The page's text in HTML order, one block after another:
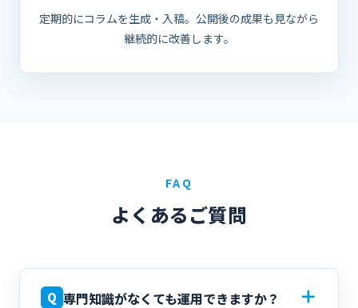
定期的にコラムを生成・入稿。公開後の成果も見ながら
継続的に改善します。
FAQ
よくあるご質問
Q 専門知識がなくても運用できますか？ ＋